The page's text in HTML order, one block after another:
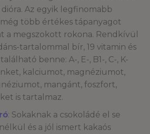
Az egyik legfinomabb
több értékes tápanyagot
a megszokott rokona. Rendkívül
tartalommal bír, 19 vitamin és
benne: A-, E-, B1-, C-, K-
kalciumot, magnéziumot,
mangánt, foszfort,
is tartalmaz.
: Sokaknak a csokoládé el se
és a jól ismert kakaós